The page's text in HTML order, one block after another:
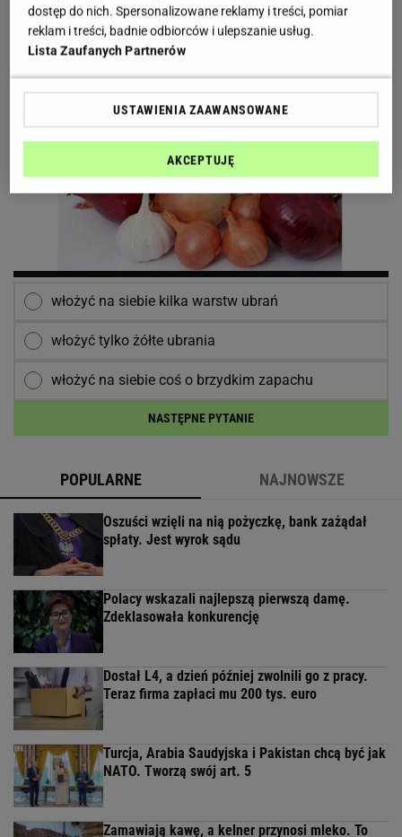
1/15Ubrać się na cebulę to znaczy:
włożyć na siebie kilka warstw ubrań
włożyć tylko żółte ubrania
włożyć na siebie coś o brzydkim zapachu
NASTĘPNE PYTANIE
POPULARNE NAJNOWSZE
Oszuści wzięli na nią pożyczkę, bank zażądał
spłaty. Jest wyrok sądu
Polacy wskazali najlepszą pierwszą damę.
Zdeklasowała konkurencję
Dostał L4, a dzień później zwolnili go z pracy.
Teraz firma zapłaci mu 200 tys. euro
Turcja, Arabia Saudyjska i Pakistan chcą być jak
NATO. Tworzą swój art. 5
Zamawiają kawę, a kelner przynosi mleko. To
dostęp do nich. Spersonalizowane reklamy i treści, pomiar
reklam i treści, badnie odbiorców i ulepszanie usług.
Lista Zaufanych Partnerów
USTAWIENIA ZAAWANSOWANE
AKCEPTUJĘ